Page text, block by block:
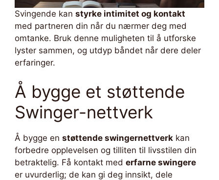
Svingende kan styrke intimitet og kontakt
med partneren din når du nærmer deg med
omtanke. Bruk denne muligheten til å utforske
lyster sammen, og utdyp båndet når dere deler
erfaringer.
Å bygge et støttende
Swinger-nettverk
Å bygge en støttende swingernettverk kan
forbedre opplevelsen og tilliten til livsstilen din
betraktelig. Få kontakt med erfarne swingere
er uvurderlig; de kan gi deg innsikt, dele